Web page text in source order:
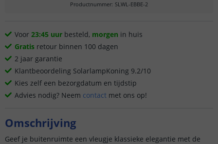
Productnummer: SLWL-EBBE-2
Voor 23:45 uur besteld, morgen in huis
Gratis retour binnen 100 dagen
2 jaar garantie
Klantbeoordeling SolarlampKoning 9.2/10
Kies zelf een bezorgdatum en tijdstip
Advies nodig? Neem contact met ons op!
Omschrijving
Geef je buitenruimte een vleugje klassieke elegantie met de